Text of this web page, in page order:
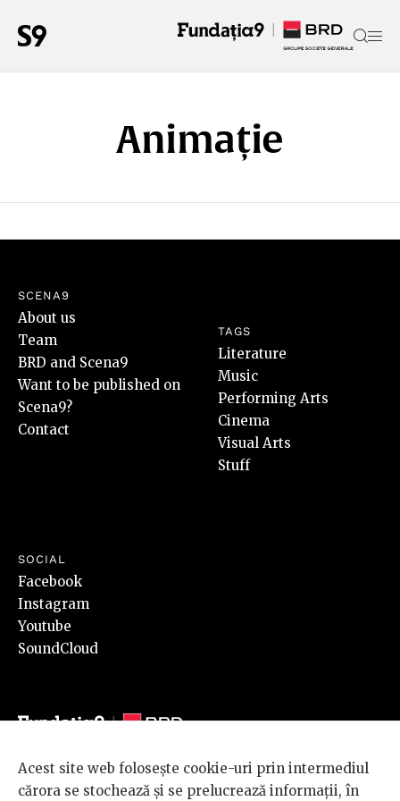
Animație
SCENA9
About us
Team
BRD and Scena9
Want to be published on
Scena9?
Contact
TAGS
Literature
Music
Performing Arts
Cinema
Visual Arts
Stuff
SOCIAL
Facebook
Instagram
Youtube
SoundCloud
© 2026 BRD Groupe Société Générale, toate drepturile rezervate.
Acest site web folosește cookie-uri prin intermediul
cărora se stochează și se prelucrează informații, în